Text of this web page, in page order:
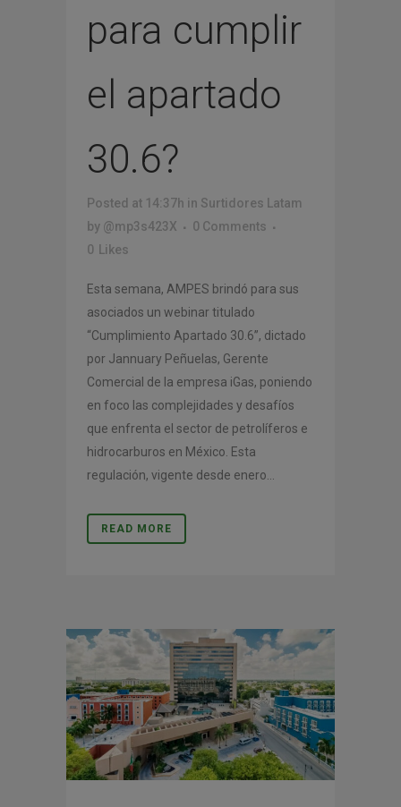
para cumplir
el apartado
30.6?
Posted at 14:37h in Surtidores Latam
by @mp3s423X
0 Comments
0 Likes
Esta semana, AMPES brindó para sus
asociados un webinar titulado
“Cumplimiento Apartado 30.6”, dictado
por Jannuary Peñuelas, Gerente
Comercial de la empresa iGas, poniendo
en foco las complejidades y desafíos
que enfrenta el sector de petrolíferos e
hidrocarburos en México. Esta
regulación, vigente desde enero...
READ MORE